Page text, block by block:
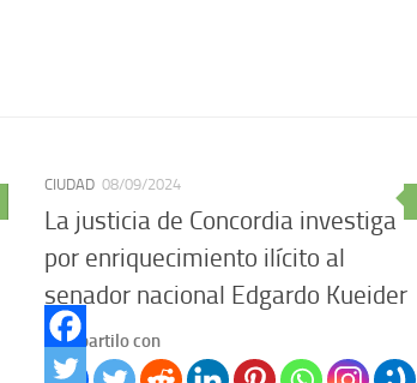
CIUDAD 08/09/2024
La justicia de Concordia investiga
por enriquecimiento ilícito al
senador nacional Edgardo Kueider
Compartilo con